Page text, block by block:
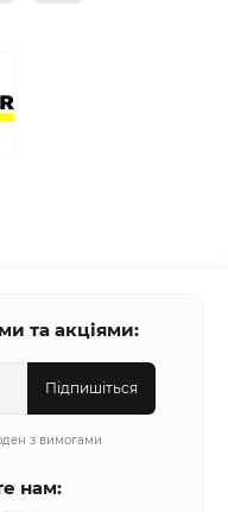
та акціями:
Підпишіться
з вимогами
нам: